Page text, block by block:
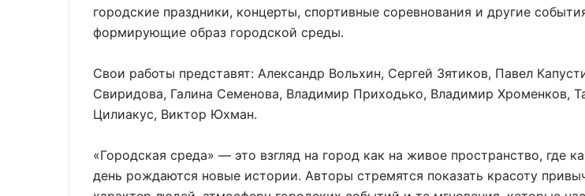
городские праздники, концерты, спортивные соревнования и другие
формирующие образ городской среды.
Свои работы представят: Александр Вольхин, Сергей Зятиков, Павел
Свиридова, Галина Семенова, Владимир Приходько, Владимир Хроменков,
Цилиакус, Виктор Юхман.
«Городская среда» — это взгляд на город как на живое пространство, где
день рождаются новые истории. Авторы стремятся показать красоту